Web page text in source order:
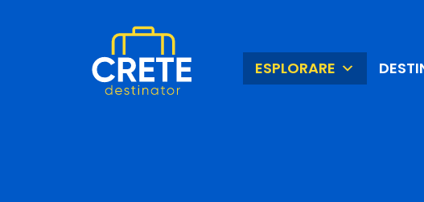
ESPLORARE